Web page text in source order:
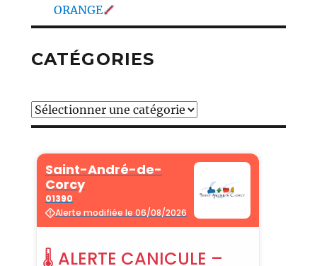
ORANGE
CATÉGORIES
Catégories